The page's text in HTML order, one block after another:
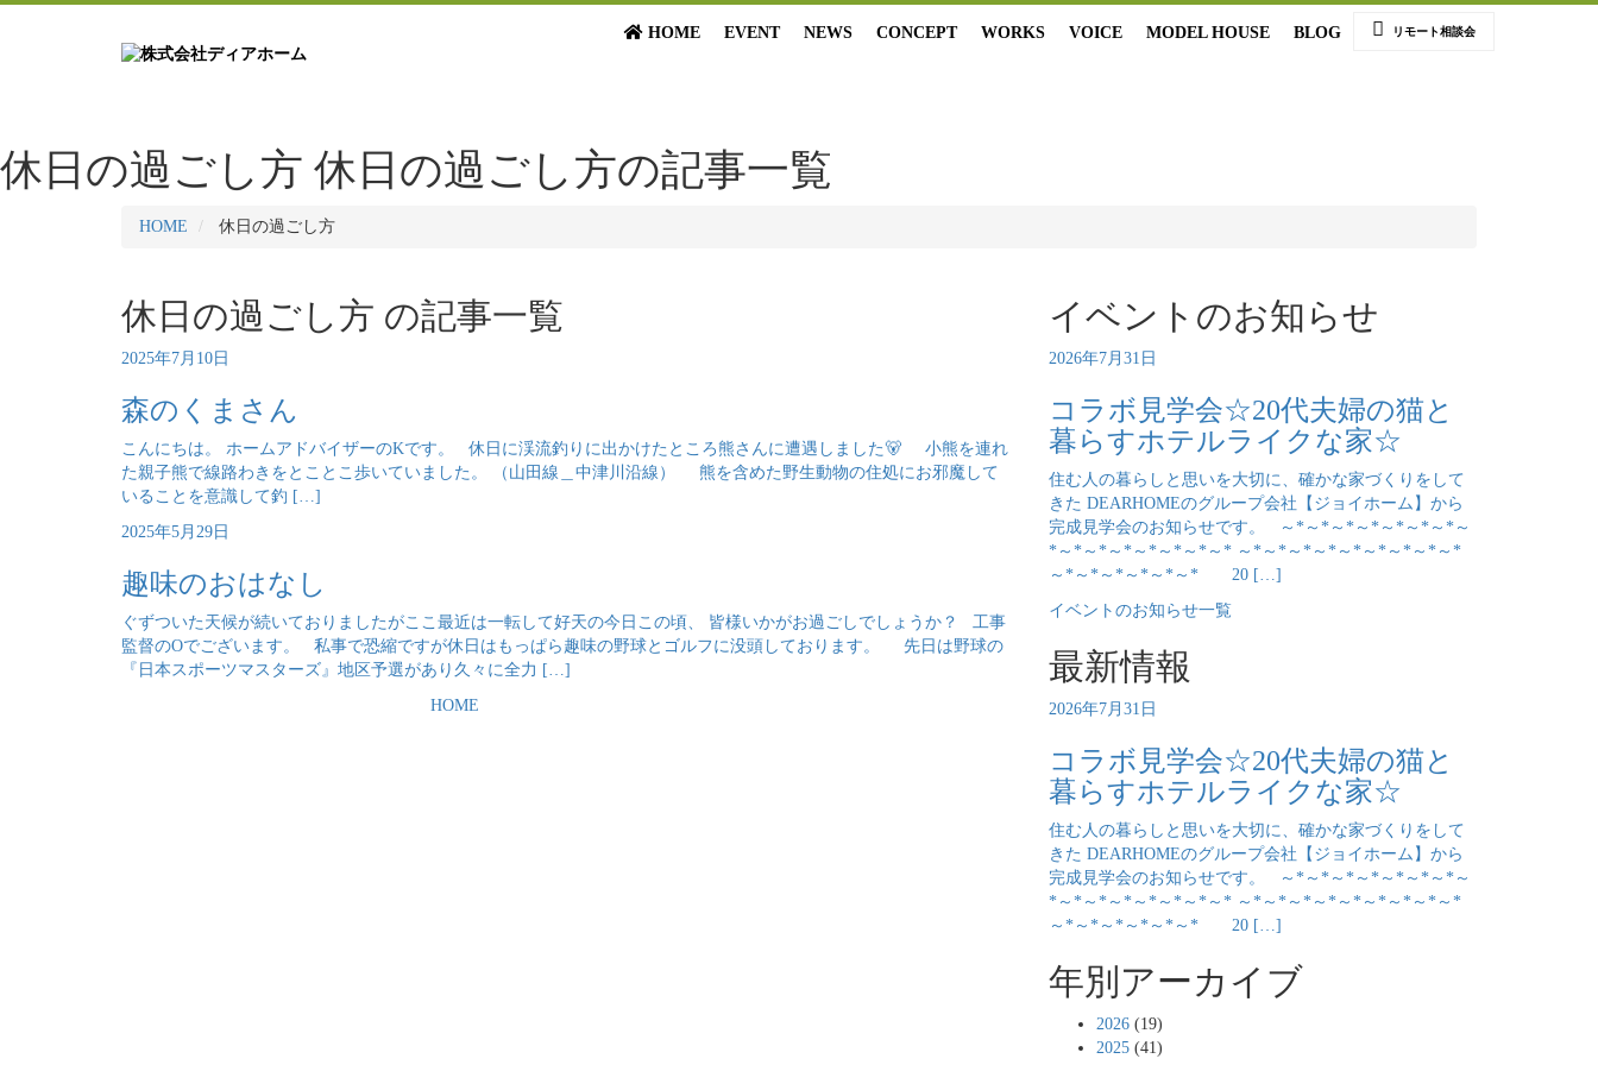
リモート相談会
HOME EVENT NEWS CONCEPT WORKS VOICE MODEL HOUSE BLOG
休日の過ごし方 休日の過ごし方の記事一覧
HOME 休日の過ごし方
休日の過ごし方 の記事一覧
2025年7月10日
森のくまさん
こんにちは。 ホームアドバイザーのKです。 休日に渓流釣りに出かけたところ熊さんに遭遇しました🐻 小熊を連れ
た親子熊で線路わきをとことこ歩いていました。 （山田線＿中津川沿線） 熊を含めた野生動物の住処にお邪魔して
いることを意識して釣 […]
2025年5月29日
趣味のおはなし
ぐずついた天候が続いておりましたがここ最近は一転して好天の今日この頃、 皆様いかがお過ごしでしょうか？ 工事
監督のOでございます。 私事で恐縮ですが休日はもっぱら趣味の野球とゴルフに没頭しております。 先日は野球の
『日本スポーツマスターズ』地区予選があり久々に全力 […]
HOME
イベントのお知らせ
2026年7月31日
コラボ見学会☆20代夫婦の猫と
暮らすホテルライクな家☆
住む人の暮らしと思いを大切に、確かな家づくりをして
きた DEARHOMEのグループ会社【ジョイホーム】から
完成見学会のお知らせです。 ～*～*～*～*～*～*～*～
*～*～*～*～*～*～*～* ～*～*～*～*～*～*～*～*～*
～*～*～*～*～*～* 20 […]
イベントのお知らせ一覧
最新情報
2026年7月31日
コラボ見学会☆20代夫婦の猫と
暮らすホテルライクな家☆
住む人の暮らしと思いを大切に、確かな家づくりをして
きた DEARHOMEのグループ会社【ジョイホーム】から
完成見学会のお知らせです。 ～*～*～*～*～*～*～*～
*～*～*～*～*～*～*～* ～*～*～*～*～*～*～*～*～*
～*～*～*～*～*～* 20 […]
年別アーカイブ
2026 (19)
2025 (41)